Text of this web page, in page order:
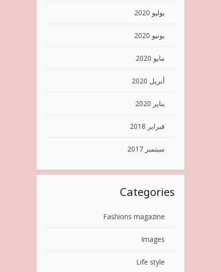
يوليو 2020
يونيو 2020
مايو 2020
أبريل 2020
يناير 2020
فبراير 2018
سبتمبر 2017
Categories
Fashions magazine
Images
Life style